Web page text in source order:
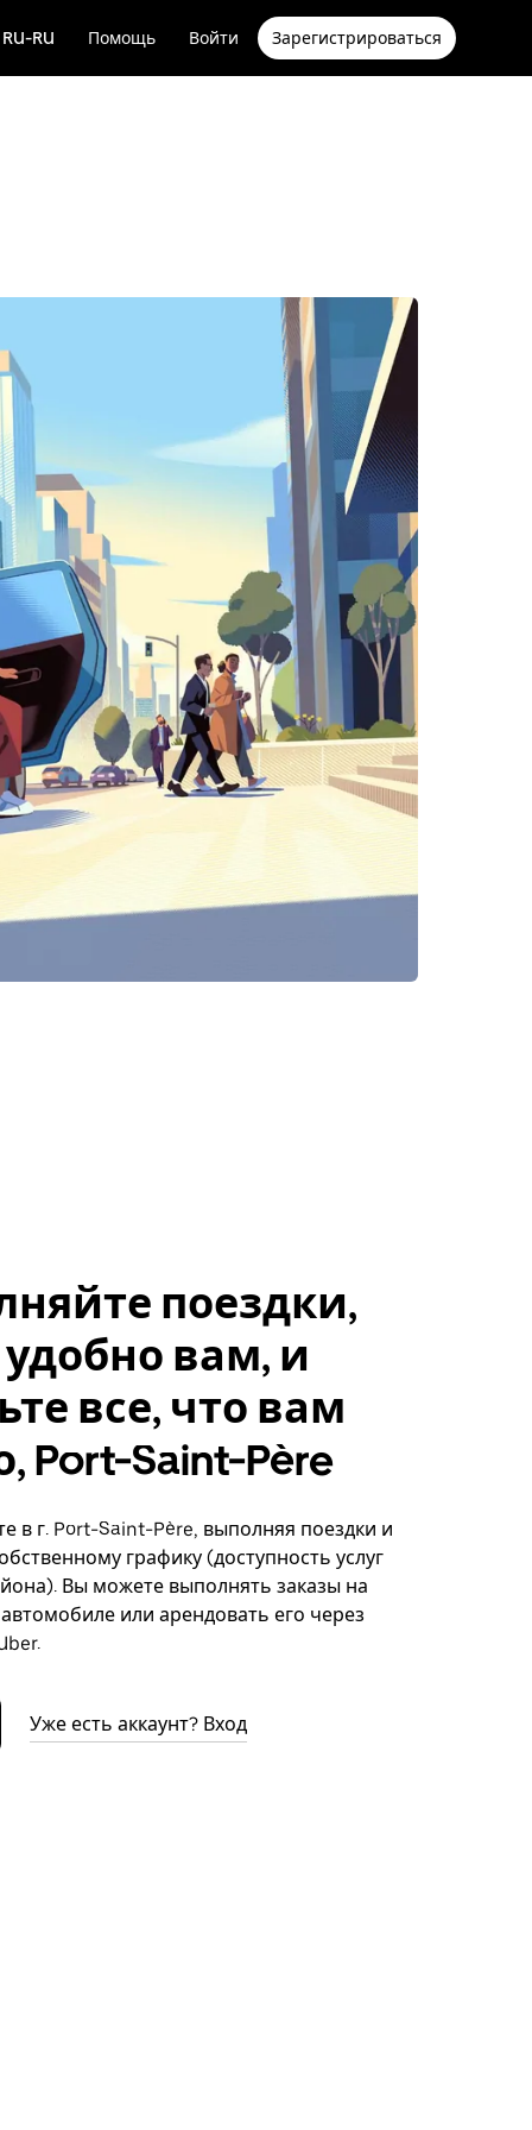
RU-RU Помощь Войти Зарегистрироваться
поездки,
удобно вам, и
все, что вам
Port-Saint-Père
в г. Port-Saint-Père, выполняя поездки и
графику (доступность услуг
Вы можете выполнять заказы на
или арендовать его через
Уже есть аккаунт? Вход